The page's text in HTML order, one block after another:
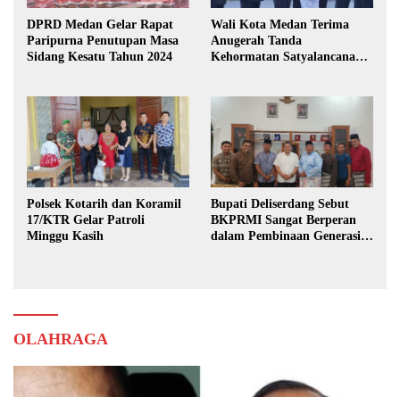
DPRD Medan Gelar Rapat
Paripurna Penutupan Masa
Sidang Kesatu Tahun 2024
Wali Kota Medan Terima
Anugerah Tanda
Kehormatan Satyalancana
Polsek Kotarih dan Koramil
17/KTR Gelar Patroli
Minggu Kasih
Bupati Deliserdang Sebut
BKPRMI Sangat Berperan
dalam Pembinaan Generasi
OLAHRAGA